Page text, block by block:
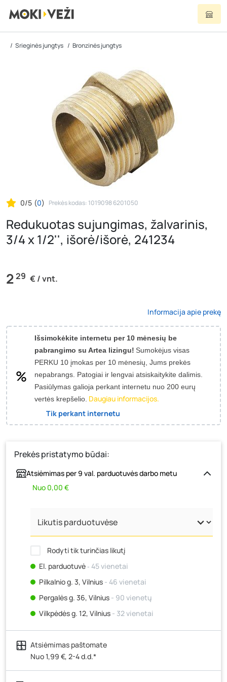
Srieginės jungtys Bronzinės jungtys
0/5 (0) Prekės kodas: 1019098 6201050
Redukuotas sujungimas, žalvarinis,
3/4 x 1/2'', išorė/išorė, 241234
229 € / vnt.
Informacija apie prekę
Išsimokėkite internetu per 10 mėnesių be
pabrangimo su Artea lizingu! Sumokėjus visas
PERKU 10 įmokas per 10 mėnesių, Jums prekės
nepabrangs. Patogiai ir lengvai atsiskaitykite dalimis.
Pasiūlymas galioja perkant internetu nuo 200 eurų
vertės krepšelio. Daugiau informacijos.
Tik perkant internetu
Prekės pristatymo būdai:
Atsiėmimas per 9 val. parduotuvės darbo metu
Nuo 0,00 €
Rodyti tik turinčias likutį
El. parduotuvė‐ 45 vienetai
Pilkalnio g. 3, Vilnius - 46 vienetai
Pergalės g. 36, Vilnius - 90 vienetų
Vilkpėdės g. 12, Vilnius - 32 vienetai
Ateities g. 15, Vilnius- 59 vienetai
Kauno r., Narsiečių k., Vytauto g. 183, Kaunas
vienetai
Šilutės pl. 83A, Klaipėda- 35 vienetai
Atsiėmimas paštomate
Nuo 1,99 €, 2-4 d.d.*